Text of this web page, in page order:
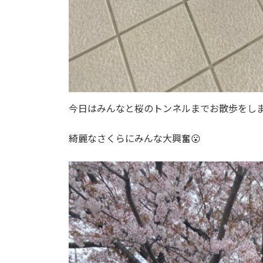
今日はみんなと桜のトンネルまでお散歩をし
綺麗なさくらにみんな大興奮😮